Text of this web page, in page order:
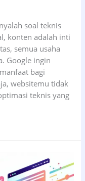
soal teknis
konten adalah inti
semua usaha
Google ingin
bagi
websitemu tidak
teknis yang